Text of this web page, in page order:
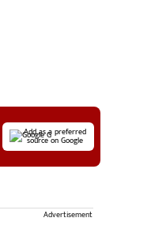
Add as a preferred
source on Google
Advertisement